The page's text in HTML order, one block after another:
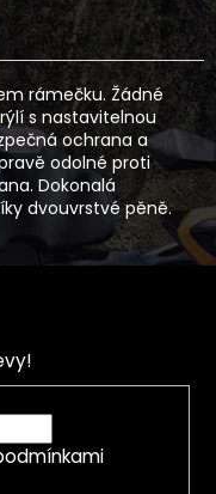
rámečku. Žádné
s nastavitelnou
ochrana a
odolné proti
Dokonalá
dvouvrstvé pěně.